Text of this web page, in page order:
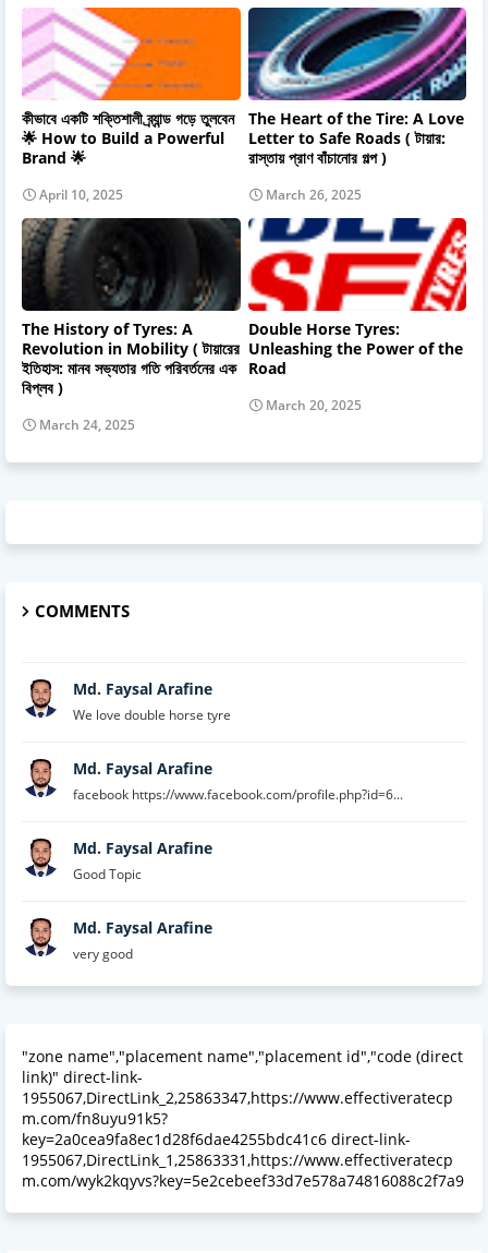
কীভাবে একটি শক্তিশালী ব্র্যান্ড গড়ে তুলবেন
🌟 How to Build a Powerful
Brand 🌟
April 10, 2025
The Heart of the Tire: A Love
Letter to Safe Roads ( টায়ার:
রাস্তায় প্রাণ বাঁচানোর গল্প )
March 26, 2025
The History of Tyres: A
Revolution in Mobility ( টায়ারের
ইতিহাস: মানব সভ্যতার গতি পরিবর্তনের এক
বিপ্লব )
March 24, 2025
Double Horse Tyres:
Unleashing the Power of the
Road
March 20, 2025
COMMENTS
Md. Faysal Arafine
We love double horse tyre
Md. Faysal Arafine
facebook https://www.facebook.com/profile.php?id=6...
Md. Faysal Arafine
Good Topic
Md. Faysal Arafine
very good
"zone name","placement name","placement id","code (direct
link)" direct-link-
1955067,DirectLink_2,25863347,https://www.effectiveratecp
m.com/fn8uyu91k5?
key=2a0cea9fa8ec1d28f6dae4255bdc41c6 direct-link-
1955067,DirectLink_1,25863331,https://www.effectiveratecp
m.com/wyk2kqyvs?key=5e2cebeef33d7e578a74816088c2f7a9